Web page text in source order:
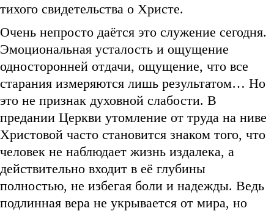
тихого свидетельства о Христе.
Очень непросто даётся это служение сегодня.
Эмоциональная усталость и ощущение
односторонней отдачи, ощущение, что все
старания измеряются лишь результатом… Но
это не признак духовной слабости. В
предании Церкви утомление от труда на ниве
Христовой часто становится знаком того, что
человек не наблюдает жизнь издалека, а
действительно входит в её глубины
полностью, не избегая боли и надежды. Ведь
подлинная вера не укрывается от мира, но